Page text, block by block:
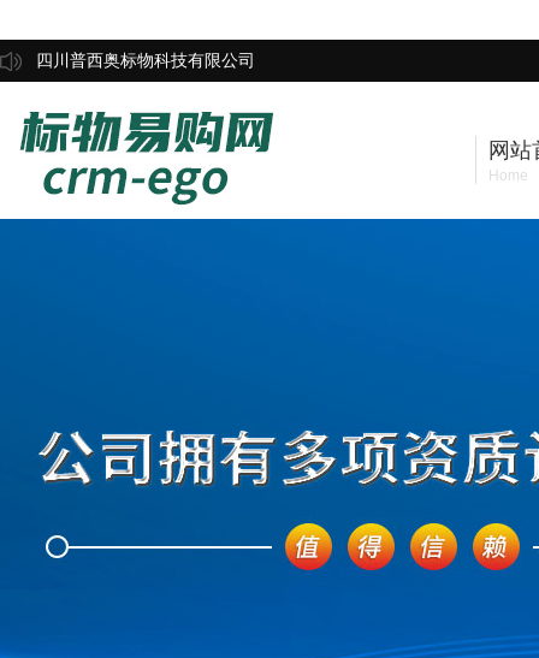
四川普西奥标物科技有限公司
网站
Home